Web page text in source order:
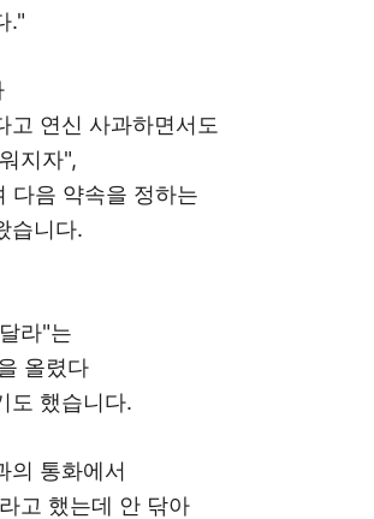
."
고 연신 사과하면서도
지자",
다음 약속을 정하는
습니다.
라"는
올렸다
도 했습니다.
의 통화에서
고 했는데 안 닦아